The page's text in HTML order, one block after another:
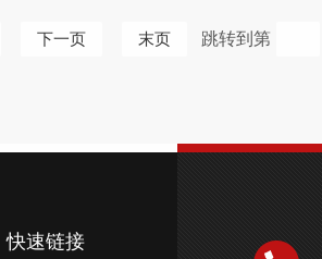
下一页 末页 跳转到第
快速链接